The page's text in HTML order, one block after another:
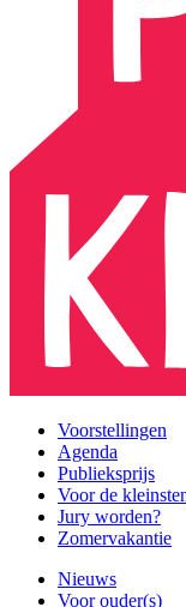
Voorstellingen
Agenda
Publieksprijs
Voor de
Jury worden?
Zomervakantie
Nieuws
Voor ouder(s)